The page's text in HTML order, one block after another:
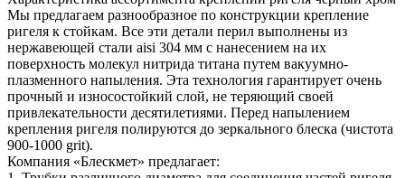
Мы предлагаем разнообразное по конструкции крепление
ригеля к стойкам. Все эти детали перил выполнены из
нержавеющей стали aisi 304 мм с нанесением на их
поверхность молекул нитрида титана путем вакуумно-
плазменного напыления. Эта технология гарантирует очень
прочный и износостойкий слой, не теряющий своей
привлекательности десятилетиями. Перед напылением
крепления ригеля полируются до зеркального блеска (чистота
900-1000 grit).
Компания «Блескмет» предлагает: